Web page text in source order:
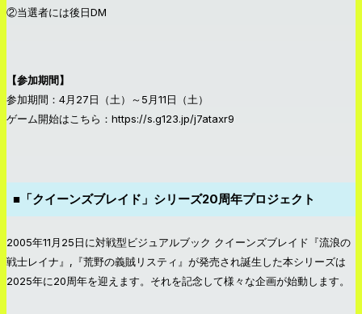
②当選者には後日DM
【参加期間】
参加期間：4月27日（土）～5月11日（土）
ゲーム開始はこちら： https://s.g123.jp/j7ataxr9
■「クイーンズブレイド」シリーズ20周年プロジェクト
2005年11月25日に対戦型ビジュアルブック クイーンズブレイド『流浪の
戦士レイナ』,『荒野の義賊リスティ』が発売され誕生した本シリーズは
2025年に20周年を迎えます。それを記念して様々な企画が始動します。